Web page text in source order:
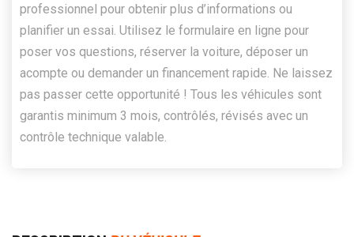
professionnel pour obtenir plus d’informations ou
planifier un essai. Utilisez le formulaire en ligne pour
poser vos questions, réserver la voiture, déposer un
acompte ou demander un financement rapide. Ne laissez
pas passer cette opportunité ! Tous les véhicules sont
garantis minimum 3 mois, contrôlés, révisés avec un
contrôle technique valable.